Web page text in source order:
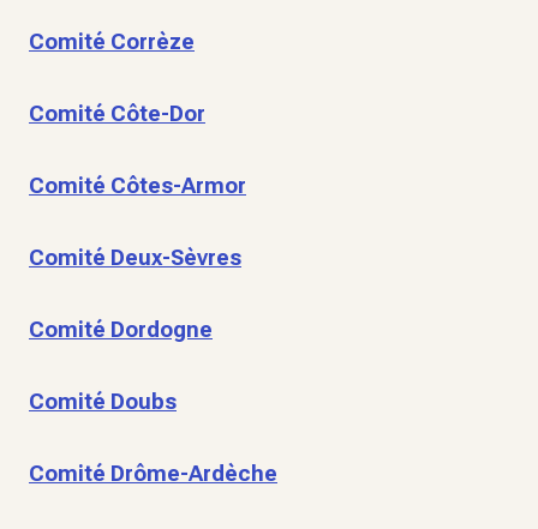
Comité Corrèze
Comité Côte-Dor
Comité Côtes-Armor
Comité Deux-Sèvres
Comité Dordogne
Comité Doubs
Comité Drôme-Ardèche